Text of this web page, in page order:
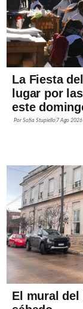
La Fiesta
lugar por
este
PorSofía Stupiello 7 Ago 2026
El mural del